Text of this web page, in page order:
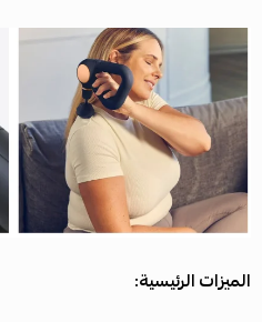
الميزات الرئيسية: